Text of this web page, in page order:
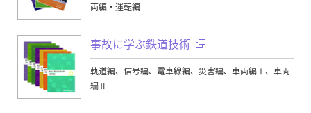
両編・運転編
事故に学ぶ鉄道技術
軌道編、信号編、電車線編、災害編、車両編Ⅰ、車両
編Ⅱ